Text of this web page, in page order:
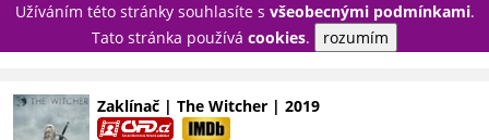
Užíváním této stránky souhlasíte s všeobecnými podmínkami.
Tato stránka používá cookies. rozumím
PŘIHLÁSIT
Zaklínač | The Witcher | 2019